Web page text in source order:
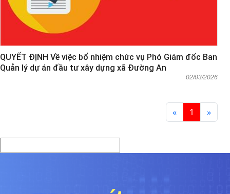
QUYẾT ĐỊNH Về việc bổ nhiệm chức vụ Phó Giám đốc Ban
Quản lý dự án đầu tư xây dựng xã Đường An
02/03/2026
« 1 »